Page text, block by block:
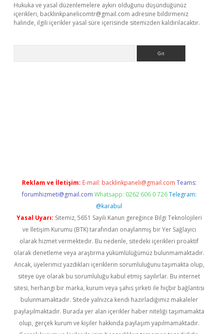
Hukuka ve yasal düzenlemelere aykırı olduğunu düşündüğünüz
içerikleri, backlinkpanelicomtr@gmail.com adresine bildirmeniz
halinde, ilgili içerikler yasal süre içerisinde sitemizden kaldırılacaktır.
Reklam ve İletişim: E-mail: backlinkpaneli@gmail.com Teams:
forumhizmeti@gmail.com Whatsapp: 0262 606 0 726 Telegram:
@karabul
Yasal Uyarı: Sitemiz, 5651 Sayılı Kanun gereğince Bilgi Teknolojileri
ve İletişim Kurumu (BTK) tarafından onaylanmış bir Yer Sağlayıcı
olarak hizmet vermektedir. Bu nedenle, sitedeki içerikleri proaktif
olarak denetleme veya araştırma yükümlülüğümüz bulunmamaktadır.
Ancak, üyelerimiz yazdıkları içeriklerin sorumluluğunu taşımakta olup,
siteye üye olarak bu sorumluluğu kabul etmiş sayılırlar. Bu internet
sitesi, herhangi bir marka, kurum veya şahıs şirketi ile hiçbir bağlantısı
bulunmamaktadır. Sitede yalnızca kendi hazırladığımız makaleler
paylaşılmaktadır. Burada yer alan içerikler haber niteliği taşımamakta
olup, gerçek kurum ve kişiler hakkında paylaşım yapılmamaktadır.